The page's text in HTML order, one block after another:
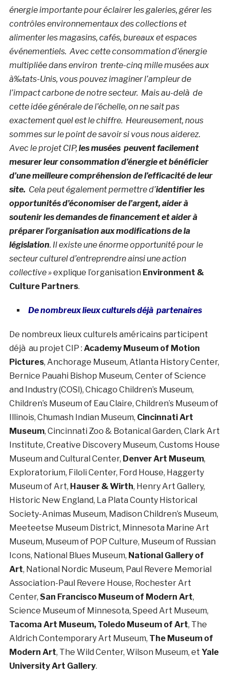
énergie importante pour éclairer les galeries, gérer les
contrôles environnementaux des collections et
alimenter les magasins, cafés, bureaux et espaces
événementiels. Avec cette consommation d’énergie
multipliée dans environ trente-cinq mille musées aux
à‰tats-Unis, vous pouvez imaginer l’ampleur de
l’impact carbone de notre secteur. Mais au-delà de
cette idée générale de l’échelle, on ne sait pas
exactement quel est le chiffre. Heureusement, nous
sommes sur le point de savoir si vous nous aiderez.
Avec le projet CIP,les muséespeuvent facilement
mesurer leur consommation d’énergie et bénéficier
d’une meilleure compréhension de l’efficacité de leur
site. Cela peut également permettre d’identifier les
opportunités d’économiser de l’argent, aider à
soutenir les demandes de financement et aider à
préparer l’organisation aux modifications de la
législation. Il existe une énorme opportunité pour le
secteur culturel d’entreprendre ainsi une action
collective »explique l’organisation Environment &
Culture Partners.
De nombreux lieux culturels déjà partenaires
De nombreux lieux culturels américains participent
déjà au projet CIP : Academy Museum of Motion
Pictures, Anchorage Museum, Atlanta History Center,
Bernice Pauahi Bishop Museum, Center of Science
and Industry (COSI), Chicago Children’s Museum,
Children’s Museum of Eau Claire, Children’s Museum of
Illinois, Chumash Indian Museum, Cincinnati Art
Museum, Cincinnati Zoo & Botanical Garden, Clark Art
Institute, Creative Discovery Museum, Customs House
Museum and Cultural Center, Denver Art Museum,
Exploratorium, Filoli Center, Ford House, Haggerty
Museum of Art, Hauser & Wirth, Henry Art Gallery,
Historic New England, La Plata County Historical
Society-Animas Museum, Madison Children’s Museum,
Meeteetse Museum District, Minnesota Marine Art
Museum, Museum of POP Culture, Museum of Russian
Icons, National Blues Museum, National Gallery of
Art, National Nordic Museum, Paul Revere Memorial
Association-Paul Revere House, Rochester Art
Center, San Francisco Museum of Modern Art,
Science Museum of Minnesota, Speed Art Museum,
Tacoma Art Museum, Toledo Museum of Art, The
Aldrich Contemporary Art Museum, The Museum of
Modern Art, The Wild Center, Wilson Museum, et Yale
University Art Gallery.